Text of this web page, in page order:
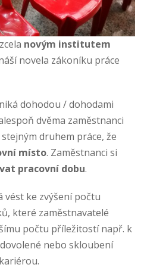
novým institutem
novela zákoníku práce
dohodou / dohodami
dvěma zaměstnanci
druhem práce, že
místo. Zaměstnanci si
pracovní dobu.
vést ke zvýšení počtu
které zaměstnavatelé
počtu příležitostí např. k
nebo skloubení